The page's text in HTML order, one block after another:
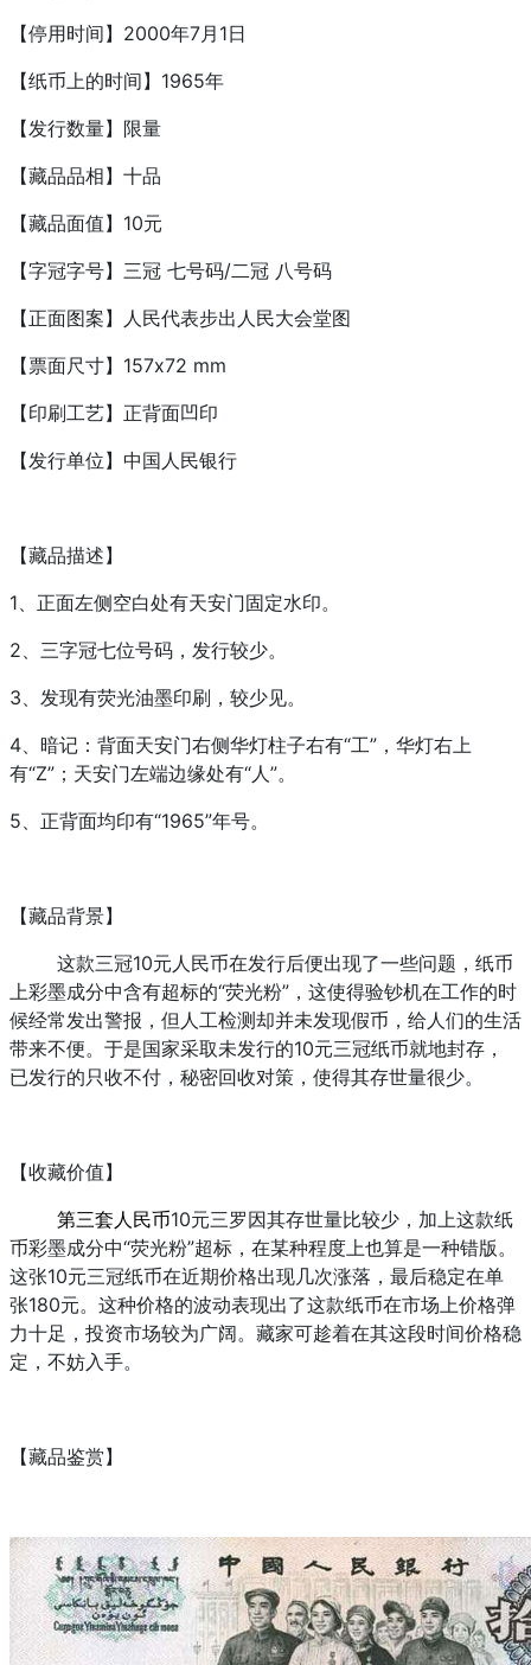
【停用时间】2000年7月1日
【纸币上的时间】1965年
【发行数量】限量
【藏品品相】十品
【藏品面值】10元
【字冠字号】三冠 七号码/二冠 八号码
【正面图案】人民代表步出人民大会堂图
【票面尺寸】157x72 mm
【印刷工艺】正背面凹印
【发行单位】中国人民银行
【藏品描述】
1、正面左侧空白处有天安门固定水印。
2、三字冠七位号码，发行较少。
3、发现有荧光油墨印刷，较少见。
4、暗记：背面天安门右侧华灯柱子右有“工”，华灯右上
有“Z”；天安门左端边缘处有“人”。
5、正背面均印有“1965”年号。
【藏品背景】
这款三冠10元人民币在发行后便出现了一些问题，纸币
上彩墨成分中含有超标的“荧光粉”，这使得验钞机在工作的时
候经常发出警报，但人工检测却并未发现假币，给人们的生活
带来不便。于是国家采取未发行的10元三冠纸币就地封存，
已发行的只收不付，秘密回收对策，使得其存世量很少。
【收藏价值】
第三套人民币10元三罗因其存世量比较少，加上这款纸
币彩墨成分中“荧光粉”超标，在某种程度上也算是一种错版。
这张10元三冠纸币在近期价格出现几次涨落，最后稳定在单
张180元。这种价格的波动表现出了这款纸币在市场上价格弹
力十足，投资市场较为广阔。藏家可趁着在其这段时间价格稳
定，不妨入手。
【藏品鉴赏】